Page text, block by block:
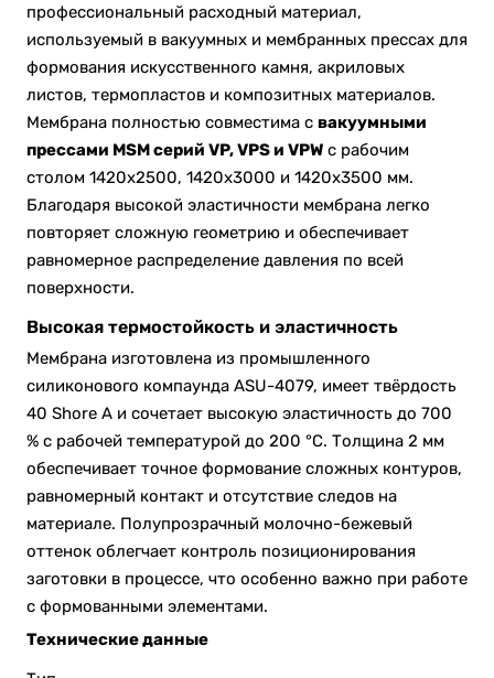
профессиональный расходный материал,
используемый в вакуумных и мембранных прессах для
формования искусственного камня, акриловых
листов, термопластов и композитных материалов.
Мембрана полностью совместима с вакуумными
прессами MSM серий VP, VPS и VPW с рабочим
столом 1420x2500, 1420x3000 и 1420x3500 мм.
Благодаря высокой эластичности мембрана легко
повторяет сложную геометрию и обеспечивает
равномерное распределение давления по всей
поверхности.
Высокая термостойкость и эластичность
Мембрана изготовлена из промышленного
силиконового компаунда ASU-4079, имеет твёрдость
40 Shore A и сочетает высокую эластичность до 700
% с рабочей температурой до 200 °C. Толщина 2 мм
обеспечивает точное формование сложных контуров,
равномерный контакт и отсутствие следов на
материале. Полупрозрачный молочно-бежевый
оттенок облегчает контроль позиционирования
заготовки в процессе, что особенно важно при работе
с формованными элементами.
Технические данные